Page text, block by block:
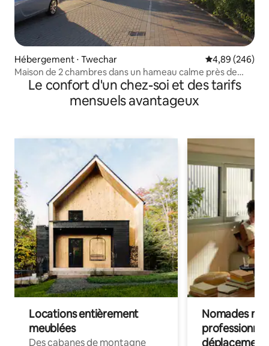
Hébergement ⋅ Twechar Évaluation
4,89 (246)
Maison de 2 chambres dans un hameau calme près de
Glasgow
Le confort d'un chez-soi et des tarifs
mensuels avantageux
Locations entièrement
meublées
Des cabanes de montagne
Nomades
déplacement